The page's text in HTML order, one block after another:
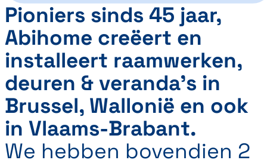
Pioniers sinds 45 jaar,
Abihome creëert en
installeert raamwerken,
deuren & veranda's in
Brussel, Wallonië en ook
in Vlaams-Brabant.
We hebben bovendien 2